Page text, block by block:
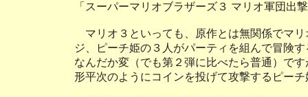
「スーパーマリオブラザーズ３ マリオ軍団出
マリオ３といっても、原作とは無関係でマ
ジ、ピーチ姫の３人がパーティを組んで冒険
なんだか変（でも第２弾に比べたら普通）で
形平次のようにコインを投げて攻撃するピー